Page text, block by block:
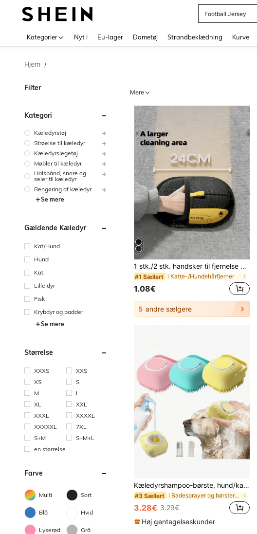
Football Jersey
Kategorier Nyt i Eu-lager Dametøj Strandbeklædning Kurve
Hjem /
Filter
Kategori
Kæledyrstøj
Strøelse til kæledyr
Kæledyrslegetøj
Møbler til kæledyr
Halsbånd, snore og
seler til kæledyr
Rengøring af kæledyr
Se mere
Gældende Kæledyr
Kat/Hund
Hund
Kat
Lille dyr
Fisk
Krybdyr og padder
Se mere
Størrelse
XXXS
XXS
XS
S
M
L
XL
XXL
XXXL
XXXXL
XXXXXL
7XL
S+M
S+M+L
en størrelse
Farve
Multi Sort
Blå Hvid
Lyserød Grå
Mere
1 stk./2 stk. handsker til fjernelse af kæledyrshår, statisk hårfjerner til kæledyr, genanvendelige handsker til fjernelse af katte- og hundehår, velegnet til sofa, møbler, tæpper, bilsæder, plejehandsker til kæledyr
#1 Sællert i Katte-/Hundehårfjerner
1.08€
5 andre sælgere
Kæledyrshampoo-børste, hund/kattebadebørste, silikone kæledyrsbørste med shampoodispenser, kæledyrspleje, silikone massagegummibadekamm med shampoodispenser, hundebørste, kattebørste, kattebad, hundebad, hund/hvalpemassagebørste, egnet til lang- og korthåret
#3 Sællert i Badesprayer og børster til katte/hunde
3.28€ 3.29€
Høj gentagelseskunder